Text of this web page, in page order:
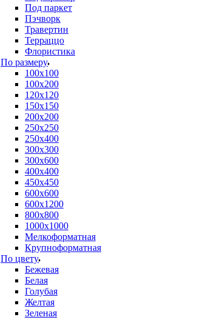
Под паркет
Пэчворк
Травертин
Терраццо
Флористика
По размеру
100х100
100х200
120х120
150х150
200х200
250х250
250х400
300х300
300х600
400х400
450х450
600х600
600х1200
800х800
1000х1000
Мелкоформатная
Крупноформатная
По цвету
Бежевая
Белая
Голубая
Желтая
Зеленая